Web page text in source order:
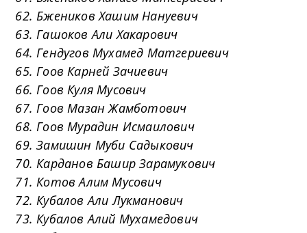
62. Бжеников Хашим Нануевич
63. Гашоков Али Хакарович
64. Гендугов Мухамед Матгериевич
65. Гоов Карней Зачиевич
66. Гоов Куля Мусович
67. Гоов Мазан Жамботович
68. Гоов Мурадин Исмаилович
69. Замишин Муби Садыкович
70. Карданов Башир Зарамукович
71. Котов Алим Мусович
72. Кубалов Али Лукманович
73. Кубалов Алий Мухамедович